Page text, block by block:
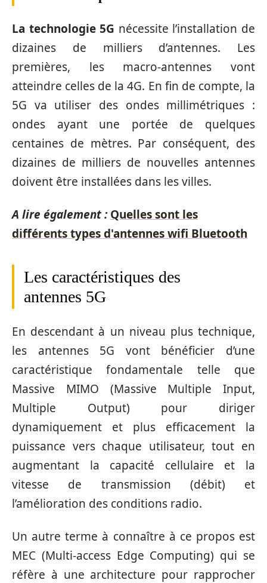
La technologie 5G nécessite l’installation de
dizaines de milliers d’antennes. Les
premières, les macro-antennes vont
atteindre celles de la 4G. En fin de compte, la
5G va utiliser des ondes millimétriques :
ondes ayant une portée de quelques
centaines de mètres. Par conséquent, des
dizaines de milliers de nouvelles antennes
doivent être installées dans les villes.
A lire également : Quelles sont les
différents types d'antennes wifi Bluetooth
Les caractéristiques des
antennes 5G
En descendant à un niveau plus technique,
les antennes 5G vont bénéficier d’une
caractéristique fondamentale telle que
Massive MIMO (Massive Multiple Input,
Multiple Output) pour diriger
dynamiquement et plus efficacement la
puissance vers chaque utilisateur, tout en
augmentant la capacité cellulaire et la
vitesse de transmission (débit) et
l’amélioration des conditions radio.
Un autre terme à connaître à ce propos est
MEC (Multi-access Edge Computing) qui se
réfère à une architecture pour rapprocher